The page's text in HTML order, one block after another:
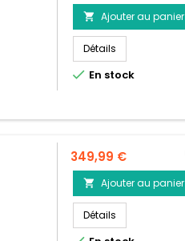
 Ajouter au panier
Détails
 En stock
Prix
349,99 €
 Ajouter au panier
Détails